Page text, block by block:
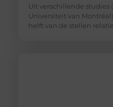
Uit verschillende studies
Universiteit van
helft van de stellen